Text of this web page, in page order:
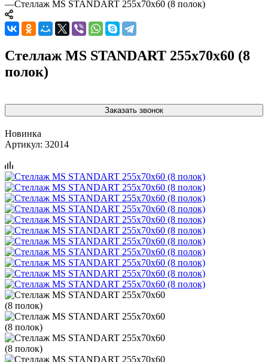
—Стеллаж MS STANDART 255х70х60 (8 полок)
Стеллаж MS STANDART 255х70х60 (8
полок)
Заказать звонок
Новинка
Артикул: 32014